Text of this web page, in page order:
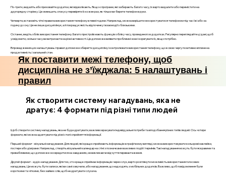
По-третє, видаліть або приховайте додатки, які відволікають. Якщо є програми, які забирають багато часу, їх варто видалити або перемістити на
другорядну сторінку. Це зменшить спокусу перевіряти їх кожен раз, як тільки ви берете телефон в руки.
Четверте, встановіть чіткі правила використання телефону в певні години. Наприклад, можна вирішити не користуватися телефоном під час їжі або за
годину до сну. Це не лише дисциплінує, а й покращує якість відпочинку і взаємодії з близькими.
Останнє, ведіть облік використання телефону. Багато пристроїв мають функцію обліку часу, проведеного в додатках. Регулярно переглядайте ці дані, щоб
усвідомити, скільки часу ви витрачаєте на різні активності. Це допоможе виявити проблемні зони і корегувати їх, якщо потрібно.
Впровадження цих налаштувань і правил допоможе зберегти дисципліну і контролювати використання телефону, що в свою чергу позитивно вплине на
продуктивність і загальний стан.
Як поставити межі телефону, щоб
дисципліна не з’їжджала: 5 налаштувань і
правил
Як створити систему нагадувань, яка не
дратує: 4 формати під різні типи людей
Щоб створити систему нагадувань, яка не буде дратувати, важливо врахувати індивідуальні потреби та вподобання різних типів людей. Ось чотири
формати, які можна адаптувати під різні стилі сприйняття інформації.
Перший формат - візуальні нагадування. Для людей, які краще сприймають інформацію в графічному вигляді, можна використовувати кольорові наклейки,
постери або діаграми. Наприклад, створіть візуальний календар на стіні з позначками важливих подій і термінів. Такі нагадування можуть бути яскравими та
привабливими, що допоможе зосередитися на завданнях, не викликаючи відчуття перевантаження.
Другий формат - аудіо-нагадування. Для тих, хто краще сприймає інформацію через слух, варто розглянути можливість використання голосових
нагадувань. Це можуть бути записи, які ви самі озвучили, або нагадування, що надходять з мобільних додатків. Важливо, щоб повідомлення були
короткими та чіткими, без зайвих слів, щоб не дратувати слухача.